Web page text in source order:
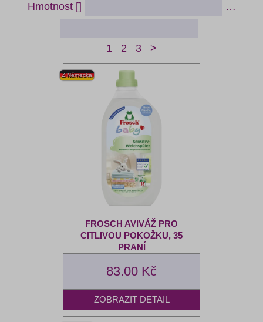
Hmotnost []
…
1 2 3 >
FROSCH AVIVÁŽ PRO
CITLIVOU POKOŽKU, 35
PRANÍ
83.00 Kč